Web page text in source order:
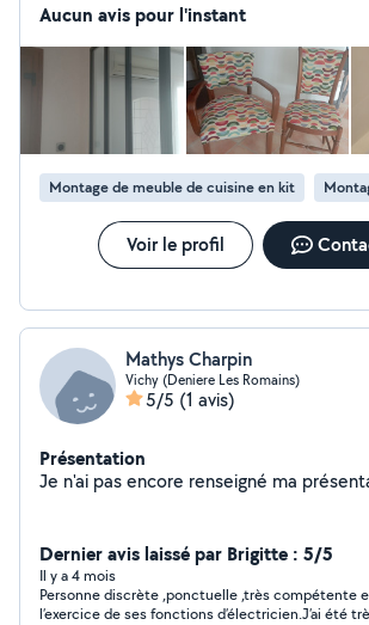
meubles Pose de tringles à rideaux, d'étagères, de
de robinet Pose de carrelage au mur, joint d'étanchéité
Pose de verrière Petits travaux de ponçage et de
Travail soigné et sérieux.
Aucun avis pour l'instant
Montage de meuble de cuisine en kit
Voir le profil
Mathys Charpin
Vichy (Deniere Les Romains)
5/5 (1 avis)
Présentation
Je n'ai pas encore
Dernier avis laissé par Brigitte : 5/5
Il y a 4 mois
Personne discrète ,ponctuelle ,très compétente
l’exercice de ses fonctions d’électricien.J’ai été